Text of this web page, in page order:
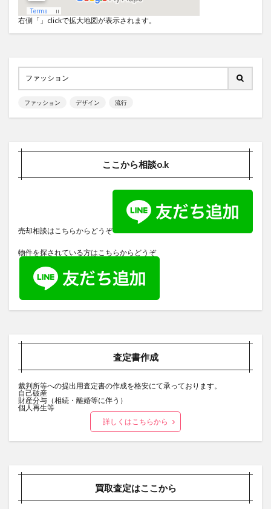
右側「」clickで拡大地図が表示されます。
ファッション デザイン 流行
ここから相談o.k
売却相談はこちらからどうぞ
物件を探されている方はこちらからどうぞ
査定書作成
裁判所等への提出用査定書の作成を格安にて承っております。
自己破産
財産分与（相続・離婚等に伴う）
個人再生等
詳しくはこちらから
買取査定はここから